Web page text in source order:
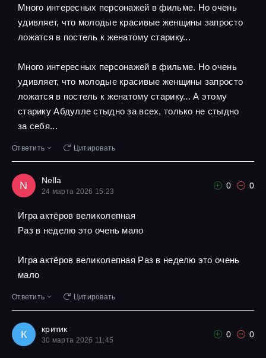
Много интересных персонажей в фильме. Но очень
удивляет, что молодые красивые женщины запросто
ложатся в постель к женатому старику...
Много интересных персонажей в фильме. Но очень
удивляет, что молодые красивые женщины запросто
ложатся в постель к женатому старику... А этому
старику Абдулле стыдно за всех, только не стыдно
за себя...
Ответить Цитировать
N Nella
24 марта 2026 15:23
0 0
Игра актёров великолепная
Pаз в неделю это очень мало
Игра актёров великолепная Pаз в неделю это очень
мало
Ответить Цитировать
К критик
30 марта 2026 11:45
0 0